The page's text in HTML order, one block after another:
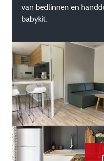
van bedlinnen en
babykit.